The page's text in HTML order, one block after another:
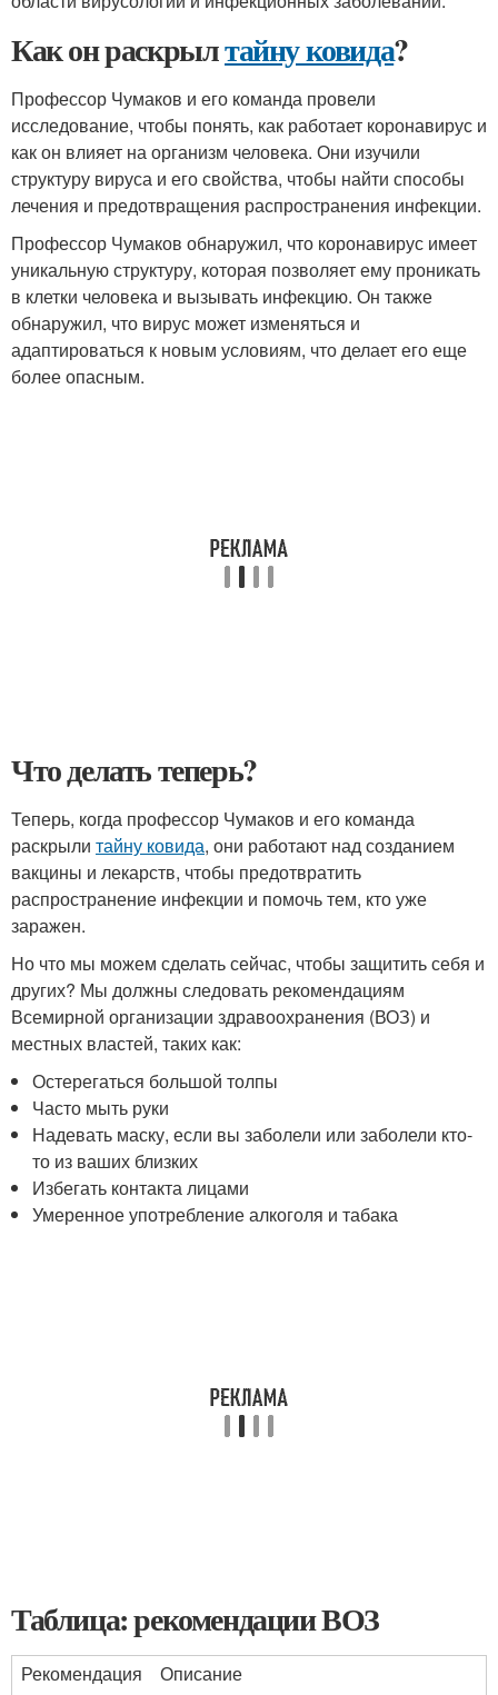
Как он раскрылтайну ковида?
Профессор Чумаков и его команда провели
исследование, чтобы понять, как работает коронавирус и
как он влияет на организм человека. Они изучили
структуру вируса и его свойства, чтобы найти способы
лечения и предотвращения распространения инфекции.
Профессор Чумаков обнаружил, что коронавирус имеет
уникальную структуру, которая позволяет ему проникать
в клетки человека и вызывать инфекцию. Он также
обнаружил, что вирус может изменяться и
адаптироваться к новым условиям, что делает его еще
более опасным.
Что делать теперь?
Теперь, когда профессор Чумаков и его команда
раскрыли тайну ковида, они работают над созданием
вакцины и лекарств, чтобы предотвратить
распространение инфекции и помочь тем, кто уже
заражен.
Но что мы можем сделать сейчас, чтобы защитить себя и
других? Мы должны следовать рекомендациям
Всемирной организации здравоохранения (ВОЗ) и
местных властей, таких как:
Остерегаться большой толпы
Часто мыть руки
Надевать маску, если вы заболели или заболели кто-
то из ваших близких
Избегать контакта лицами
Умеренное употребление алкоголя и табака
Таблица: рекомендации ВОЗ
Рекомендация
Описание